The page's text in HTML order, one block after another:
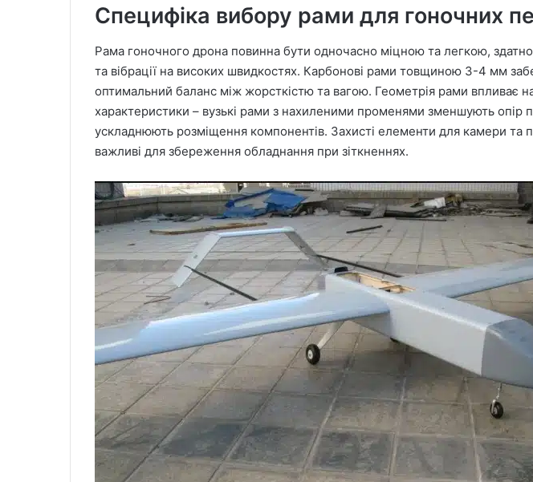
Специфіка вибору рами для гоночних
Рама гоночного дрона повинна бути одночасно міцною та легкою,
та вібрації на високих швидкостях. Карбонові рами товщиною 3-4 мм
оптимальний баланс між жорсткістю та вагою. Геометрія рами впливає
характеристики – вузькі рами з нахиленими променями зменшують опір
ускладнюють розміщення компонентів. Захисті елементи для камери та
важливі для збереження обладнання при зіткненнях.